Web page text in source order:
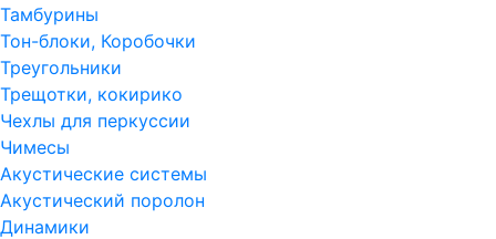
Тамбурины
Тон-блоки, Коробочки
Треугольники
Трещотки, кокирико
Чехлы для перкуссии
Чимесы
Акустические системы
Акустический поролон
Динамики